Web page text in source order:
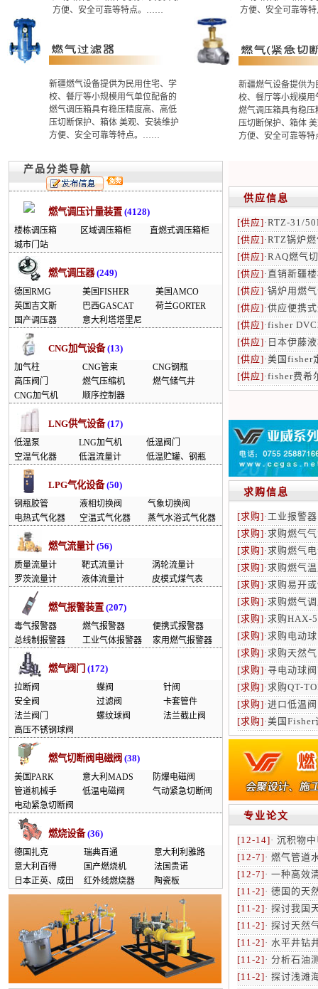
方便、安全可靠等特点。……
方便、安全可靠等
新疆燃气设备提供为民用住宅、学
校、餐厅等小规模用气单位配备的
燃气调压箱具有稳压精度高、高低
压切断保护、箱体 美观、安装维护
方便、安全可靠等特点。……
新疆燃气设备提供为
校、餐厅等小规模用
燃气调压箱具有稳压
压切断保护、箱体
方便、安全可靠等
产品分类导航
燃气调压计量装置 (4128)
楼栋调压箱 区域调压箱柜
直燃式调压箱柜
城市门站
燃气调压器(249)
德国RMG 美国FISHER
美国AMCO
英国吉文斯
巴西GASCAT
荷兰GORTER
国产调压器
意大利塔塔里尼
CNG加气设备(13)
加气柱 CNG管束
CNG钢瓶
高压阀门
燃气压缩机
燃气储气井
CNG加气机
顺序控制器
LNG供气设备(17)
低温泵 LNG加气机
低温阀门
空温气化器
低温流量计 低温贮罐、钢瓶
LPG气化设备(50)
钢瓶胶管 液相切换阀
气象切换阀
电热式气化器
空温式气化器 蒸气水浴式气化器
燃气流量计(56)
质量流量计 靶式流量计
涡轮流量计
罗茨流量计
液体流量计 皮模式煤气表
燃气报警装置 (207)
毒气报警器 燃气报警器
便携式报警器
总线制报警器
工业气体报警器 家用燃气报警器
燃气阀门 (172)
拉断阀 蝶阀
针阀
安全阀
过滤阀
卡套管件
法兰阀门
螺纹球阀
法兰截止阀
高压不锈钢球阀
燃气切断阀电磁阀 (38)
美国PARK 意大利MADS
防爆电磁阀
管道机械手
低温电磁阀
气动紧急切断阀
电动紧急切断阀
燃烧设备(36)
德国扎克 瑞典百通
意大利利雅路
意大利百得
国产燃烧机
法国贵诺
日本正英、成田
红外线燃烧器 陶瓷板
供应信息
[供应]·RTZ-31/
[供应]·RTZ锅炉
[供应]·RAQ燃气
[供应]· 直销新疆
[供应]·锅炉用燃
[供应]·供应便携
[供应]·fisher
[供应]· 日本伊藤
[供应]·美国fisher
[供应]·fisher费希
求购信息
[求购]· 工业报警
[求购]·求购燃气
[求购]·求购燃气
[求购]·求购燃气
[求购]·求购易开
[求购]·求购燃气
[求购]·求购HAX-
[求购]·求购电动
[求购]·求购天然
[求购]· 寻电动球
[求购]·求购QT-
[求购]·进口低温
[求购]·美国Fisher
专业论文
[12-14]· 沉积物
[12-7]· 燃气管道
[12-7]· 一种高效
[11-2]· 德国的天
[11-2]· 探讨我国
[11-2]· 探讨天然
[11-2]· 水平井钻
[11-2]· 分析石油
[11-2]· 探讨浅滩